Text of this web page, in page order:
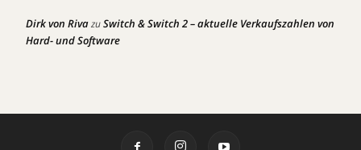
Dirk von RivazuSwitch & Switch 2 – aktuelle Verkaufszahlen von
Hard- und Software